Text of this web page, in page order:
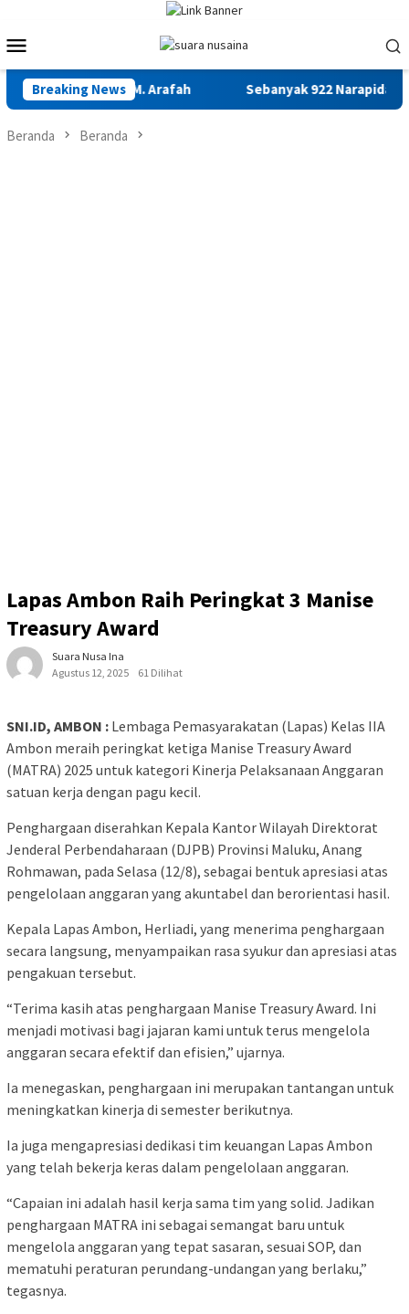
konten
Mobile
Breaking News
Maluku M. Arafah Sebanyak 922 Narapidana dan
Beranda Beranda
Lapas Ambon Raih Peringkat 3 Manise
Treasury Award
Suara Nusa Ina
Agustus 12, 2025
61 Dilihat
SNI.ID, AMBON : Lembaga Pemasyarakatan (Lapas) Kelas IIA
Ambon meraih peringkat ketiga Manise Treasury Award
(MATRA) 2025 untuk kategori Kinerja Pelaksanaan Anggaran
satuan kerja dengan pagu kecil.
Penghargaan diserahkan Kepala Kantor Wilayah Direktorat
Jenderal Perbendaharaan (DJPB) Provinsi Maluku, Anang
Rohmawan, pada Selasa (12/8), sebagai bentuk apresiasi atas
pengelolaan anggaran yang akuntabel dan berorientasi hasil.
Kepala Lapas Ambon, Herliadi, yang menerima penghargaan
secara langsung, menyampaikan rasa syukur dan apresiasi atas
pengakuan tersebut.
“Terima kasih atas penghargaan Manise Treasury Award. Ini
menjadi motivasi bagi jajaran kami untuk terus mengelola
anggaran secara efektif dan efisien,” ujarnya.
Ia menegaskan, penghargaan ini merupakan tantangan untuk
meningkatkan kinerja di semester berikutnya.
Ia juga mengapresiasi dedikasi tim keuangan Lapas Ambon
yang telah bekerja keras dalam pengelolaan anggaran.
“Capaian ini adalah hasil kerja sama tim yang solid. Jadikan
penghargaan MATRA ini sebagai semangat baru untuk
mengelola anggaran yang tepat sasaran, sesuai SOP, dan
mematuhi peraturan perundang-undangan yang berlaku,”
tegasnya.